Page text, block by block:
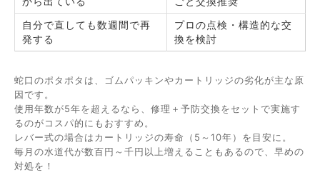
自分で直しても数週間で再
発する
プロの点検・構造的な交
換を検討
蛇口のポタポタは、ゴムパッキンやカートリッジの劣化が主な原
因です。
使用年数が5年を超えるなら、修理＋予防交換をセットで実施す
るのがコスパ的にもおすすめ。
レバー式の場合はカートリッジの寿命（5～10年）を目安に。
毎月の水道代が数百円～千円以上増えることもあるので、早めの
対処を！